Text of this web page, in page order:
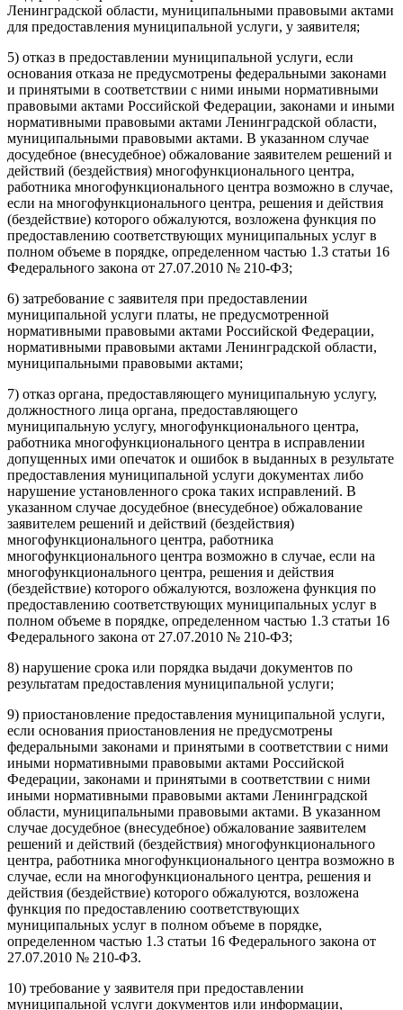
Ленинградской области, муниципальными правовыми актами
для предоставления муниципальной услуги, у заявителя;
5) отказ в предоставлении муниципальной услуги, если
основания отказа не предусмотрены федеральными законами
и принятыми в соответствии с ними иными нормативными
правовыми актами Российской Федерации, законами и иными
нормативными правовыми актами Ленинградской области,
муниципальными правовыми актами. В указанном случае
досудебное (внесудебное) обжалование заявителем решений и
действий (бездействия) многофункционального центра,
работника многофункционального центра возможно в случае,
если на многофункционального центра, решения и действия
(бездействие) которого обжалуются, возложена функция по
предоставлению соответствующих муниципальных услуг в
полном объеме в порядке, определенном частью 1.3 статьи 16
Федерального закона от 27.07.2010 № 210-ФЗ;
6) затребование с заявителя при предоставлении
муниципальной услуги платы, не предусмотренной
нормативными правовыми актами Российской Федерации,
нормативными правовыми актами Ленинградской области,
муниципальными правовыми актами;
7) отказ органа, предоставляющего муниципальную услугу,
должностного лица органа, предоставляющего
муниципальную услугу, многофункционального центра,
работника многофункционального центра в исправлении
допущенных ими опечаток и ошибок в выданных в результате
предоставления муниципальной услуги документах либо
нарушение установленного срока таких исправлений. В
указанном случае досудебное (внесудебное) обжалование
заявителем решений и действий (бездействия)
многофункционального центра, работника
многофункционального центра возможно в случае, если на
многофункционального центра, решения и действия
(бездействие) которого обжалуются, возложена функция по
предоставлению соответствующих муниципальных услуг в
полном объеме в порядке, определенном частью 1.3 статьи 16
Федерального закона от 27.07.2010 № 210-ФЗ;
8) нарушение срока или порядка выдачи документов по
результатам предоставления муниципальной услуги;
9) приостановление предоставления муниципальной услуги,
если основания приостановления не предусмотрены
федеральными законами и принятыми в соответствии с ними
иными нормативными правовыми актами Российской
Федерации, законами и принятыми в соответствии с ними
иными нормативными правовыми актами Ленинградской
области, муниципальными правовыми актами. В указанном
случае досудебное (внесудебное) обжалование заявителем
решений и действий (бездействия) многофункционального
центра, работника многофункционального центра возможно в
случае, если на многофункционального центра, решения и
действия (бездействие) которого обжалуются, возложена
функция по предоставлению соответствующих
муниципальных услуг в полном объеме в порядке,
определенном частью 1.3 статьи 16 Федерального закона от
27.07.2010 № 210-ФЗ.
10) требование у заявителя при предоставлении
муниципальной услуги документов или информации,